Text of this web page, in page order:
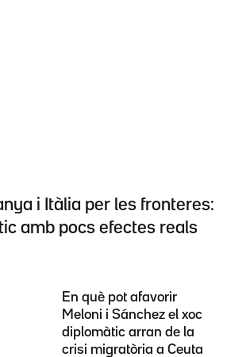
i Itàlia per les fronteres:
amb pocs efectes reals
En què pot afavorir
Meloni i Sánchez el xoc
diplomàtic arran de la
crisi migratòria a Ceuta